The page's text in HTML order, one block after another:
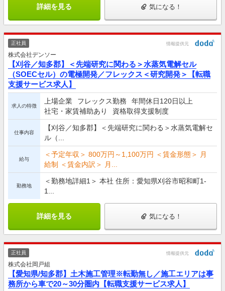
詳細を見る 気になる！
正社員 情報提供元
株式会社デンソー
【刈谷／知多郡】＜先端研究に関わる＞水蒸気電解セル
（SOECセル）の電極開発／フレックス＜研究開発＞【転職
支援サービス求人】
求人の特徴
上場企業 フレックス勤務
年間休日120日以上
社宅・家賃補助あり
資格取得支援制度
仕事内容
【刈谷／知多郡】＜先端研究に関わる＞水蒸気電解セ
ル（...
給与
＜予定年収＞ 800万円～1,100万円 ＜賃金形態＞ 月
給制 ＜賃金内訳＞ 月...
勤務地
＜勤務地詳細1＞ 本社 住所：愛知県刈谷市昭和町1-
1...
詳細を見る 気になる！
正社員 情報提供元
株式会社岡戸組
【愛知県/知多郡】土木施工管理※転勤無し／施工エリアは事
務所から車で20～30分圏内【転職支援サービス求人】